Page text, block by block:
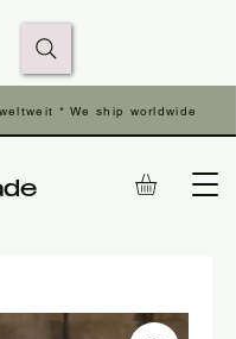
* We ship worldwide